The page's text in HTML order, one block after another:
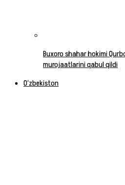
Buxoro shahar hokimi
murojaatlarini qabul qildi
O‘zbekiston